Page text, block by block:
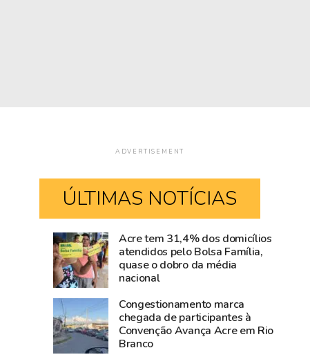
ADVERTISEMENT
ÚLTIMAS NOTÍCIAS
Rio
Branco
movimenta
R$
3,8
bilhões
Amazônia
cresce
acima
da
média
nacional
Acre tem 31,4% dos domicílios
atendidos pelo Bolsa Família,
quase o dobro da média
nacional
Congestionamento marca
chegada de participantes à
Convenção Avança Acre em Rio
Branco